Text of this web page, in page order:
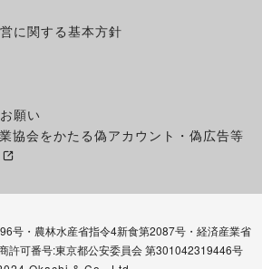
に関する基本方針
願い
協会をかたる偽アカウント・偽広告等
号・農林水産省指令4新食第2087号・経済産業省
許可番号:東京都公安委員会 第301042319446号